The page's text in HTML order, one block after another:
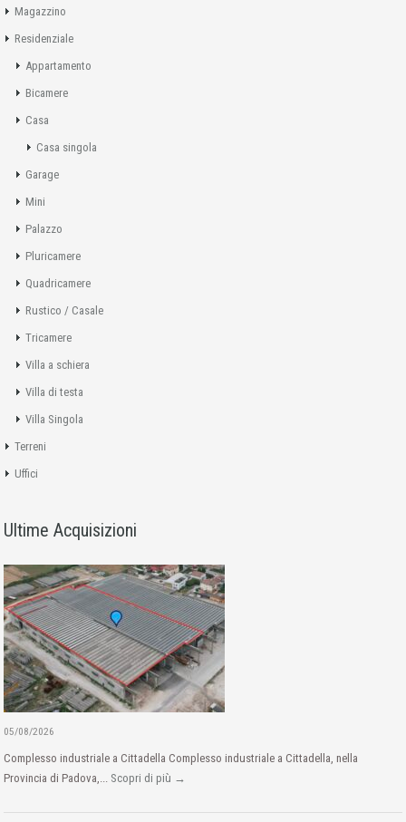
Magazzino
Residenziale
Appartamento
Bicamere
Casa
Casa singola
Garage
Mini
Palazzo
Pluricamere
Quadricamere
Rustico / Casale
Tricamere
Villa a schiera
Villa di testa
Villa Singola
Terreni
Uffici
Ultime Acquisizioni
05/08/2026
Complesso industriale a Cittadella Complesso industriale a Cittadella, nella
Provincia di Padova,... Scopri di più →